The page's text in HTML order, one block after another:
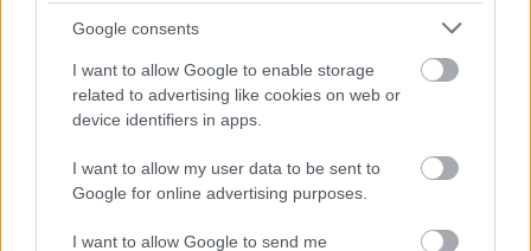
Google consents
I want to allow Google to enable storage
related to advertising like cookies on web or
device identifiers in apps.
I want to allow my user data to be sent to
Google for online advertising purposes.
I want to allow Google to send me